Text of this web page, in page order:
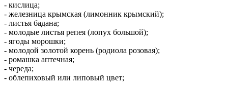
- кислица;
- железница крымская (лимонник крымский);
- листья бадана;
- молодые листья репея (лопух большой);
- ягоды морошки;
- молодой золотой корень (родиола розовая);
- ромашка аптечная;
- череда;
- облепиховый или липовый цвет;